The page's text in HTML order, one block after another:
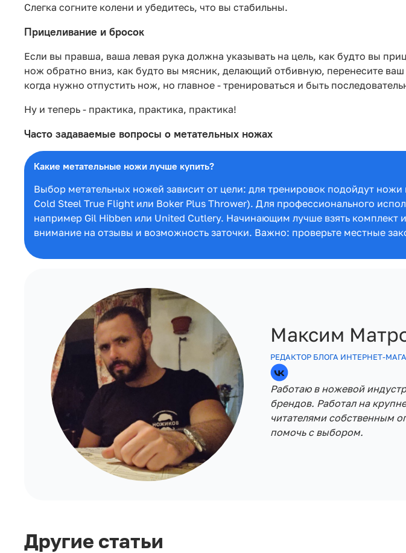
Слегка согните колени и убедитесь, что вы стабильны.
Прицеливание и бросок
Если вы правша, ваша левая рука должна указывать на цель, как будто вы
нож обратно вниз, как будто вы мясник, делающий отбивную, перенесите
когда нужно отпустить нож, но главное - тренироваться и быть
Ну и теперь - практика, практика, практика!
Часто задаваемые вопросы о метательных ножах
Какие метательные ножи лучше купить?
Выбор метательных ножей зависит от цели: для тренировок подойдут
Cold Steel True Flight или Boker Plus Thrower). Для профессионального
например Gil Hibben или United Cutlery. Начинающим лучше взять комплект
внимание на отзывы и возможность заточки. Важно: проверьте местные
Максим
РЕДАКТОР БЛОГА ИНТЕРНЕТ-
Работаю в ножевой
брендов. Работал на
читателями собственным
помочь с выбором.
Другие статьи